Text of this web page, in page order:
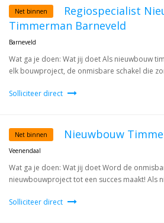
Net binnen
Regiospecialist
Timmerman Barneveld
Barneveld
Wat ga je doen: Wat jij doet Als nieuwbouw
elk bouwproject, de onmisbare schakel die
Solliciteer direct
Net binnen Nieuwbouw
Veenendaal
Wat ga je doen: Wat jij doet Word de
nieuwbouwproject tot een succes maakt! Als
Solliciteer direct